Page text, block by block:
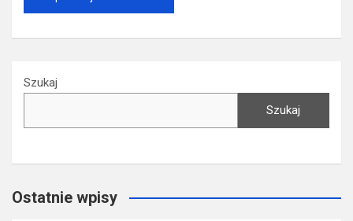
Szukaj
Szukaj
Ostatnie wpisy